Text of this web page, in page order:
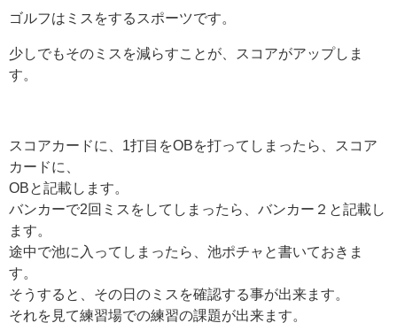
ゴルフはミスをするスポーツです。
少しでもそのミスを減らすことが、スコアがアップしま
す。
スコアカードに、1打目をOBを打ってしまったら、スコア
カードに、
OBと記載します。
バンカーで2回ミスをしてしまったら、バンカー２と記載し
ます。
途中で池に入ってしまったら、池ポチャと書いておきま
す。
そうすると、その日のミスを確認する事が出来ます。
それを見て練習場での練習の課題が出来ます。